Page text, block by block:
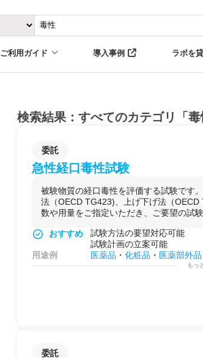
ご利用ガイド 導入事例 ラボを
検索結果：すべてのカテゴリ「毒
委託
急性経口毒性試験
被験物質の経口毒性を評価する試験です
法（OECD TG423)、上げ下げ法（
数や用量をご指定いただき、ご要望の試
おすすめ
試験方法の要望対応可能
試験計画の立案可能
用途例
医薬品 ・化粧品 ・ 医薬部外品
もっ
委託